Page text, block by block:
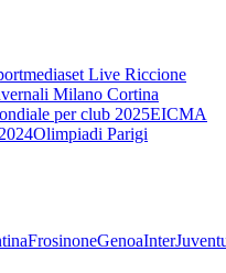
Live Riccione
Milano Cortina
per club 2025EICMA
Olimpiadi Parigi
FrosinoneGenoaInter